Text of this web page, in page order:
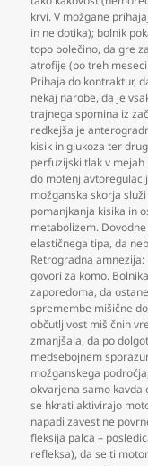
krvi. V možgane
in ne dotika); bolnik
topo bolečino,da gre
atrofije (po treh
Prihaja do kontraktur,
nekaj narobe,da je
trajnega spomina iz
redkejša je
kisik in glukoza ter
perfuzijski tlak v
do motenj
možganska skorja
pomanjkanja kisika in
metabolizem.
elastičnega tipa,da
Retrogradna
govori za komo.
zaporedoma,da
spremembe mišične
občutljivost mišičnih
zmanjšala,da po
medsebojnem
možganskega področja
okvarjena samo kavda
se hkrati aktivirajo
napadi zavest ne
fleksija palca –
refleksa),da se ti